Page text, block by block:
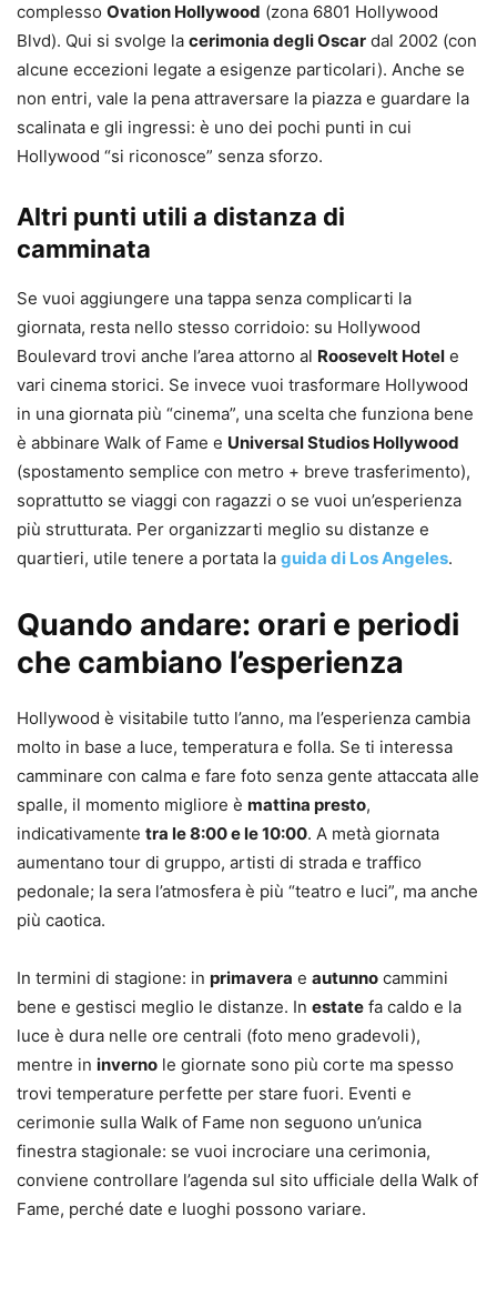
complesso Ovation Hollywood (zona 6801 Hollywood
Blvd). Qui si svolge la cerimonia degli Oscar dal 2002 (con
alcune eccezioni legate a esigenze particolari). Anche se
non entri, vale la pena attraversare la piazza e guardare la
scalinata e gli ingressi: è uno dei pochi punti in cui
Hollywood “si riconosce” senza sforzo.
Altri punti utili a distanza di
camminata
Se vuoi aggiungere una tappa senza complicarti la
giornata, resta nello stesso corridoio: su Hollywood
Boulevard trovi anche l’area attorno al Roosevelt Hotel e
vari cinema storici. Se invece vuoi trasformare Hollywood
in una giornata più “cinema”, una scelta che funziona bene
è abbinare Walk of Fame e Universal Studios Hollywood
(spostamento semplice con metro + breve trasferimento),
soprattutto se viaggi con ragazzi o se vuoi un’esperienza
più strutturata. Per organizzarti meglio su distanze e
quartieri, utile tenere a portata la guida di Los Angeles.
Quando andare: orari e periodi
che cambiano l’esperienza
Hollywood è visitabile tutto l’anno, ma l’esperienza cambia
molto in base a luce, temperatura e folla. Se ti interessa
camminare con calma e fare foto senza gente attaccata alle
spalle, il momento migliore è mattina presto,
indicativamente tra le 8:00 e le 10:00. A metà giornata
aumentano tour di gruppo, artisti di strada e traffico
pedonale; la sera l’atmosfera è più “teatro e luci”, ma anche
più caotica.
In termini di stagione: in primavera e autunno cammini
bene e gestisci meglio le distanze. In estate fa caldo e la
luce è dura nelle ore centrali (foto meno gradevoli),
mentre in inverno le giornate sono più corte ma spesso
trovi temperature perfette per stare fuori. Eventi e
cerimonie sulla Walk of Fame non seguono un’unica
finestra stagionale: se vuoi incrociare una cerimonia,
conviene controllare l’agenda sul sito ufficiale della Walk of
Fame, perché date e luoghi possono variare.